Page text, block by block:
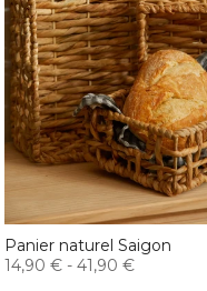
Panier naturel Saigon
14,90 € - 41,90 €